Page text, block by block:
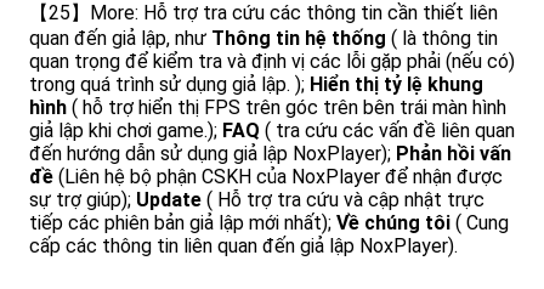
【25】More: Hỗ trợ tra cứu các thông tin cần thiết liên
quan đến giả lập, như Thông tin hệ thống ( là thông tin
quan trọng để kiểm tra và định vị các lỗi gặp phải (nếu có)
trong quá trình sử dụng giả lập. ); Hiển thị tỷ lệ khung
hình ( hỗ trợ hiển thị FPS trên góc trên bên trái màn hình
giả lập khi chơi game.); FAQ ( tra cứu các vấn đề liên quan
đến hướng dẫn sử dụng giả lập NoxPlayer); Phản hồi vấn
đề (Liên hệ bộ phận CSKH của NoxPlayer để nhận được
sự trợ giúp); Update ( Hỗ trợ tra cứu và cập nhật trực
tiếp các phiên bản giả lập mới nhất); Về chúng tôi ( Cung
cấp các thông tin liên quan đến giả lập NoxPlayer).